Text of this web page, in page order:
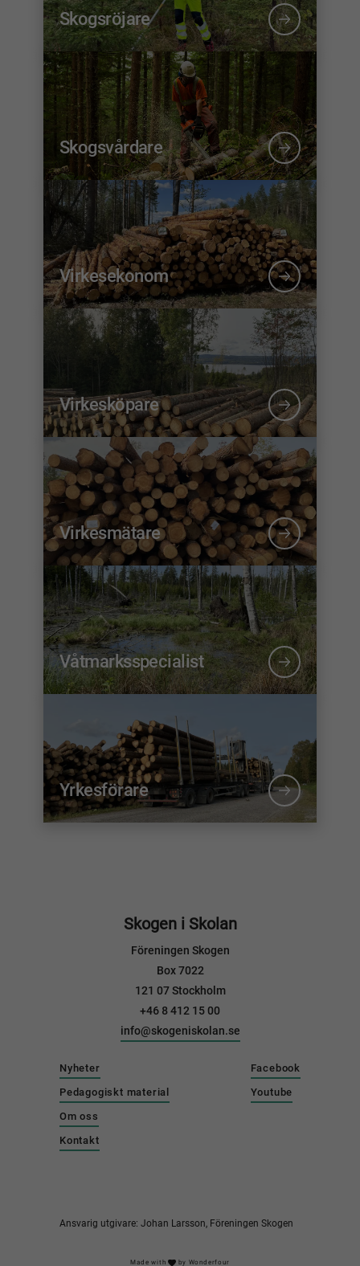
Skogsröjare
Skogsvårdare
Virkesekonom
Virkesköpare
Virkesmätare
Våtmarksspecialist
Yrkesförare
Skogen i Skolan
Föreningen Skogen
Box 7022
121 07 Stockholm
+46 8 412 15 00
info@skogeniskolan.se
Nyheter
Pedagogiskt material
Om oss
Kontakt
Facebook
Youtube
Ansvarig utgivare: Johan Larsson, Föreningen Skogen
Made with by Wonderfour